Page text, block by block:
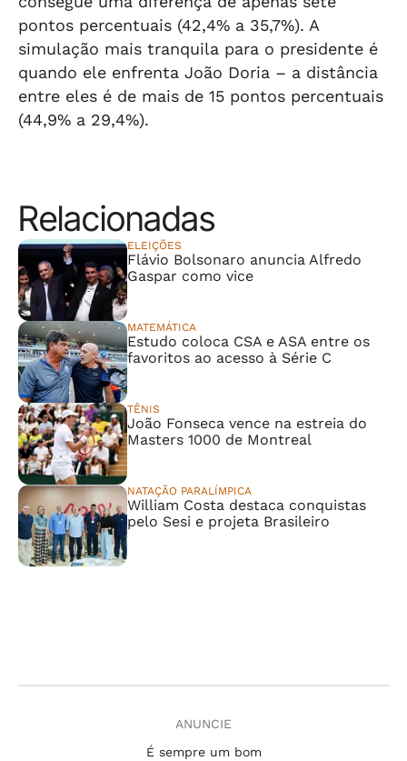
pontos percentuais (42,4% a 35,7%). A
simulação mais tranquila para o presidente é
quando ele enfrenta João Doria – a distância
entre eles é de mais de 15 pontos percentuais
(44,9% a 29,4%).
Relacionadas
ELEIÇÕES
Flávio Bolsonaro anuncia Alfredo
Gaspar como vice
MATEMÁTICA
Estudo coloca CSA e ASA entre os
favoritos ao acesso à Série C
TÊNIS
João Fonseca vence na estreia do
Masters 1000 de Montreal
NATAÇÃO PARALÍMPICA
William Costa destaca conquistas
pelo Sesi e projeta Brasileiro
ANUNCIE
É sempre um bom